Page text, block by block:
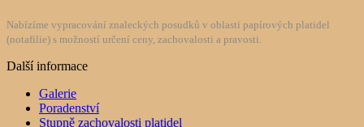
Nabízíme vypracování znaleckých posudků v oblasti papírových platidel
(notafilie) s možností určení ceny, zachovalosti a pravosti.
Další informace
Galerie
Poradenství
Stupně zachovalosti platidel